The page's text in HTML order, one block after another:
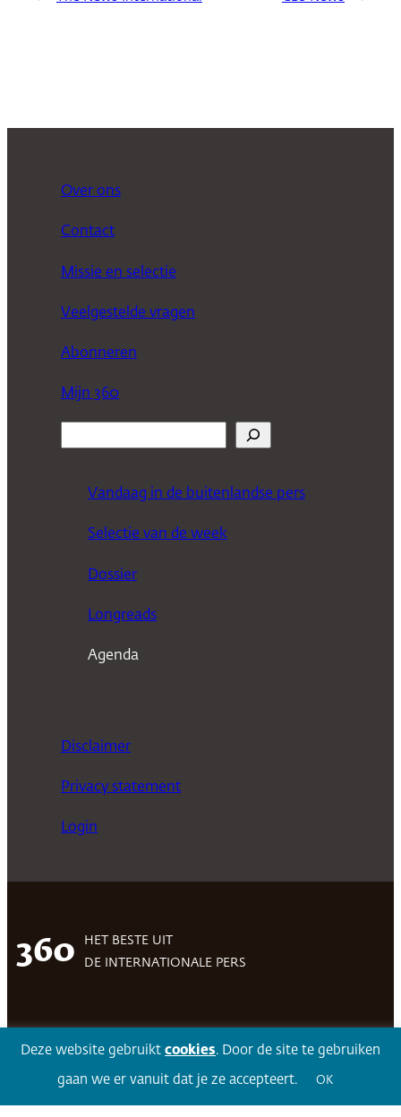
Over ons
Contact
Missie en selectie
Veelgestelde vragen
Abonneren
Mijn 360
Vandaag in de buitenlandse pers
Selectie van de week
Dossier
Longreads
Agenda
Disclaimer
Privacy statement
Login
360
HET BESTE UIT
DE INTERNATIONALE PERS
Volg 360Facebook LinkedIn Twitter
Deze website gebruikt cookies. Door de site te gebruiken
gaan we er vanuit dat je ze accepteert. OK